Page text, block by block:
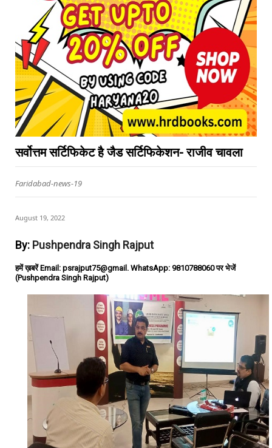
सर्वोत्तम सर्टिफिकेट है जैड सर्टिफिकेशन- राजीव चावला
Faridabad-news-19
August 19, 2022
By: Pushpendra Singh Rajput
हमें ख़बरें Email: psrajput75@gmail. WhatsApp: 9810788060 पर भेजें
(Pushpendra Singh Rajput)